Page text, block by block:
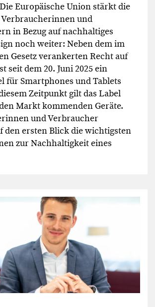
Europäische Union stärkt die
und
in Bezug auf nachhaltiges
noch weiter: Neben dem im
Gesetz verankerten Recht auf
seit dem 20. Juni 2025 ein
für Smartphones und Tablets
Zeitpunkt gilt das Label
Markt kommenden Geräte.
und Verbraucher
den ersten Blick die wichtigsten
zur Nachhaltigkeit eines